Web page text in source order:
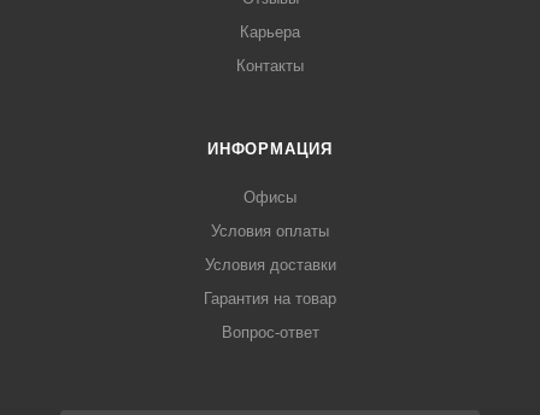
Карьера
Контакты
ИНФОРМАЦИЯ
Офисы
Условия оплаты
Условия доставки
Гарантия на товар
Вопрос-ответ